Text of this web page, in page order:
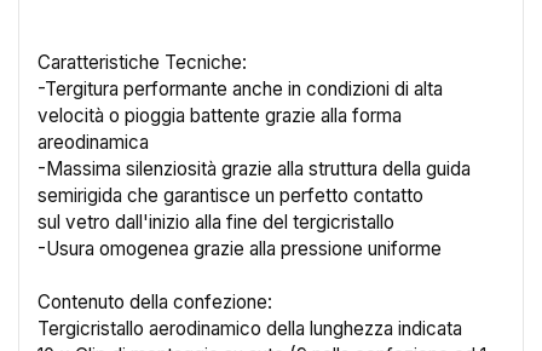
Caratteristiche Tecniche:
-Tergitura performante anche in condizioni di alta
velocità o pioggia battente grazie alla forma
areodinamica
-Massima silenziosità grazie alla struttura della guida
semirigida che garantisce un perfetto contatto
sul vetro dall'inizio alla fine del tergicristallo
-Usura omogenea grazie alla pressione uniforme
Contenuto della confezione:
Tergicristallo aerodinamico della lunghezza indicata
Crea lista dei desideri
Nome lista dei desideri
Annulla Crea lista dei desideri